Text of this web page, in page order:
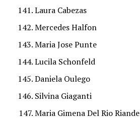
Laura Cabezas
Mercedes Halfon
Maria Jose Punte
Lucila Schonfeld
Daniela Oulego
Silvina Giaganti
Maria Gimena Del Rio Riande